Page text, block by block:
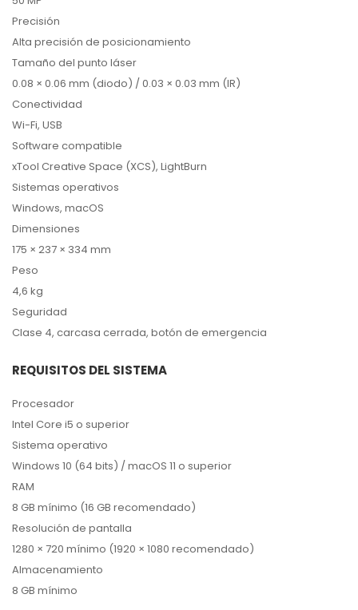
Precisión
Alta precisión de posicionamiento
Tamaño del punto láser
0.08 × 0.06 mm (diodo) / 0.03 × 0.03 mm (IR)
Conectividad
Wi-Fi, USB
Software compatible
xTool Creative Space (XCS), LightBurn
Sistemas operativos
Windows, macOS
Dimensiones
175 × 237 × 334 mm
Peso
4,6 kg
Seguridad
Clase 4, carcasa cerrada, botón de emergencia
REQUISITOS DEL SISTEMA
Procesador
Intel Core i5 o superior
Sistema operativo
Windows 10 (64 bits) / macOS 11 o superior
RAM
8 GB mínimo (16 GB recomendado)
Resolución de pantalla
1280 × 720 mínimo (1920 × 1080 recomendado)
Almacenamiento
8 GB mínimo